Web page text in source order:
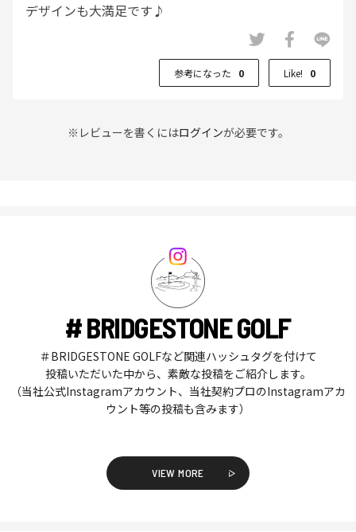
デザインも大満足です♪
参考になった 0 Like! 0
※レビューを書くにはログインが必要です。
# BRIDGESTONE GOLF
＃BRIDGESTONE GOLFなど関連ハッシュタグを付けて
投稿いただいた中から、素敵な投稿をご紹介します。
（当社公式Instagramアカウント、当社契約プロのInstagramアカ
ウント等の投稿も含みます）
VIEW MORE